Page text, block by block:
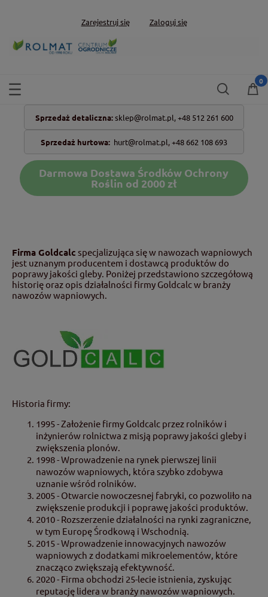
Zarejestruj się Zaloguj się
Sprzedaż detaliczna: sklep@rolmat.pl, +48 512 261 600
Sprzedaż hurtowa: hurt@rolmat.pl,+48 662 108 693
Darmowa Dostawa Środków Ochrony
Roślin od 2000 zł
Firma Goldcalc specjalizująca się w nawozach wapniowych
jest uznanym producentem i dostawcą produktów do
poprawy jakości gleby. Poniżej przedstawiono szczegółową
historię oraz opis działalności firmy Goldcalc w branży
nawozów wapniowych.
Historia firmy:
1995 - Założenie firmy Goldcalc przez rolników i
inżynierów rolnictwa z misją poprawy jakości gleby i
zwiększenia plonów.
1998 - Wprowadzenie na rynek pierwszej linii
nawozów wapniowych, która szybko zdobywa
uznanie wśród rolników.
2005 - Otwarcie nowoczesnej fabryki, co pozwoliło na
zwiększenie produkcji i poprawę jakości produktów.
2010 - Rozszerzenie działalności na rynki zagraniczne,
w tym Europę Środkową i Wschodnią.
2015 - Wprowadzenie innowacyjnych nawozów
wapniowych z dodatkami mikroelementów, które
znacząco zwiększają efektywność.
2020 - Firma obchodzi 25-lecie istnienia, zyskując
reputację lidera w branży nawozów wapniowych.